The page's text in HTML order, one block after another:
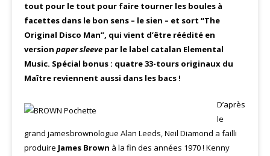
tout pour le tout pour faire tourner les boules à
facettes dans le bon sens – le sien – et sort “The
Original Disco Man”, qui vient d’être réédité en
version paper sleeve par le label catalan Elemental
Music. Spécial bonus : quatre 33-tours originaux du
Maître reviennent aussi dans les bacs !
D’après
le
grand jamesbrownologue Alan Leeds, Neil Diamond a failli
produire James Brown à la fin des années 1970 ! Kenny